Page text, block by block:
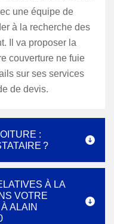
une équipe de
à la recherche des
Il va proposer la
couverture ne fuie
sur ses services
de devis.
:
?
À LA
VOTRE
ALAIN